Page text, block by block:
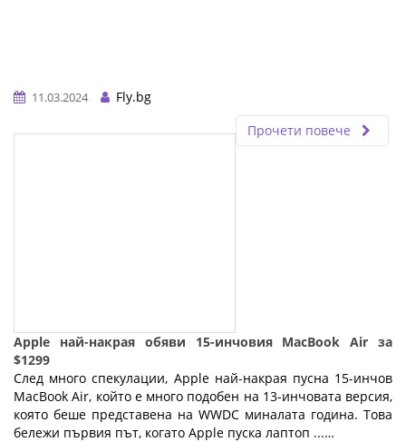
11.03.2024
Fly.bg
Прочети повече
Apple най-накрая обяви 15-инчовия MacBook Air за
$1299
След много спекулации, Apple най-накрая пусна 15-инчов
MacBook Air, който е много подобен на 13-инчовата версия,
която беше представена на WWDC миналата година. Това
бележи първия път, когато Apple пуска лаптоп ...…